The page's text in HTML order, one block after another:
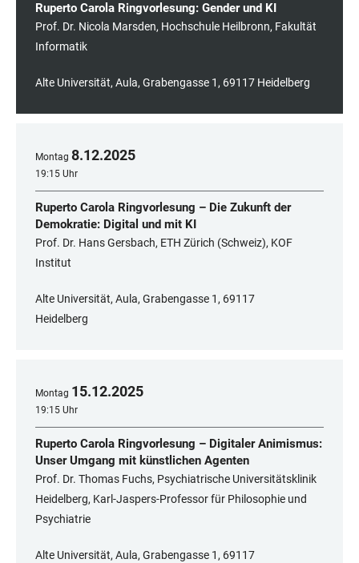
Ruperto Carola Ringvorlesung: Gender und KI
Prof. Dr. Nicola Marsden, Hochschule Heilbronn, Fakultät
Informatik
Alte Universität, Aula, Grabengasse 1, 69117 Heidelberg
Montag 8.12.2025
19:15 Uhr
Ruperto Carola Ringvorlesung – Die Zukunft der
Demokratie: Digital und mit KI
Prof. Dr. Hans Gersbach, ETH Zürich (Schweiz), KOF
Institut
Alte Universität, Aula, Grabengasse 1, 69117
Heidelberg
Montag 15.12.2025
19:15 Uhr
Ruperto Carola Ringvorlesung – Digitaler Animismus:
Unser Umgang mit künstlichen Agenten
Prof. Dr. Thomas Fuchs, Psychiatrische Universitätsklinik
Heidelberg, Karl-Jaspers-Professor für Philosophie und
Psychiatrie
Alte Universität, Aula, Grabengasse 1, 69117